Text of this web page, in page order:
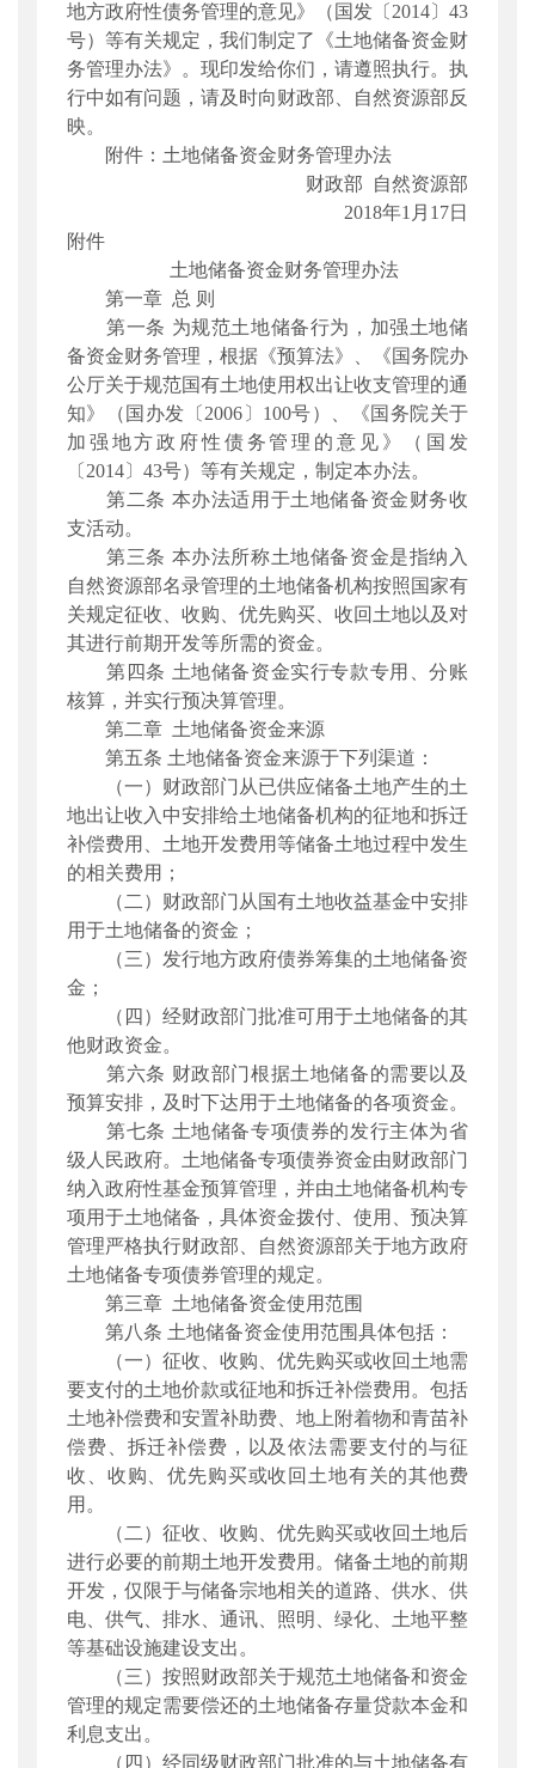
地方政府性债务管理的意见》（国发〔2014〕43
号）等有关规定，我们制定了《土地储备资金财
务管理办法》。现印发给你们，请遵照执行。执
行中如有问题，请及时向财政部、自然资源部反
映。
附件：土地储备资金财务管理办法
财政部 自然资源部
2018年1月17日
附件
土地储备资金财务管理办法
第一章 总 则
第一条 为规范土地储备行为，加强土地储
备资金财务管理，根据《预算法》、《国务院办
公厅关于规范国有土地使用权出让收支管理的通
知》（国办发〔2006〕100号）、《国务院关于
加强地方政府性债务管理的意见》（国发
〔2014〕43号）等有关规定，制定本办法。
第二条 本办法适用于土地储备资金财务收
支活动。
第三条 本办法所称土地储备资金是指纳入
自然资源部名录管理的土地储备机构按照国家有
关规定征收、收购、优先购买、收回土地以及对
其进行前期开发等所需的资金。
第四条 土地储备资金实行专款专用、分账
核算，并实行预决算管理。
第二章 土地储备资金来源
第五条 土地储备资金来源于下列渠道：
（一）财政部门从已供应储备土地产生的土
地出让收入中安排给土地储备机构的征地和拆迁
补偿费用、土地开发费用等储备土地过程中发生
的相关费用；
（二）财政部门从国有土地收益基金中安排
用于土地储备的资金；
（三）发行地方政府债券筹集的土地储备资
金；
（四）经财政部门批准可用于土地储备的其
他财政资金。
第六条 财政部门根据土地储备的需要以及
预算安排，及时下达用于土地储备的各项资金。
第七条 土地储备专项债券的发行主体为省
级人民政府。土地储备专项债券资金由财政部门
纳入政府性基金预算管理，并由土地储备机构专
项用于土地储备，具体资金拨付、使用、预决算
管理严格执行财政部、自然资源部关于地方政府
土地储备专项债券管理的规定。
第三章 土地储备资金使用范围
第八条 土地储备资金使用范围具体包括：
（一）征收、收购、优先购买或收回土地需
要支付的土地价款或征地和拆迁补偿费用。包括
土地补偿费和安置补助费、地上附着物和青苗补
偿费、拆迁补偿费，以及依法需要支付的与征
收、收购、优先购买或收回土地有关的其他费
用。
（二）征收、收购、优先购买或收回土地后
进行必要的前期土地开发费用。储备土地的前期
开发，仅限于与储备宗地相关的道路、供水、供
电、供气、排水、通讯、照明、绿化、土地平整
等基础设施建设支出。
（三）按照财政部关于规范土地储备和资金
管理的规定需要偿还的土地储备存量贷款本金和
利息支出。
（四）经同级财政部门批准的与土地储备有